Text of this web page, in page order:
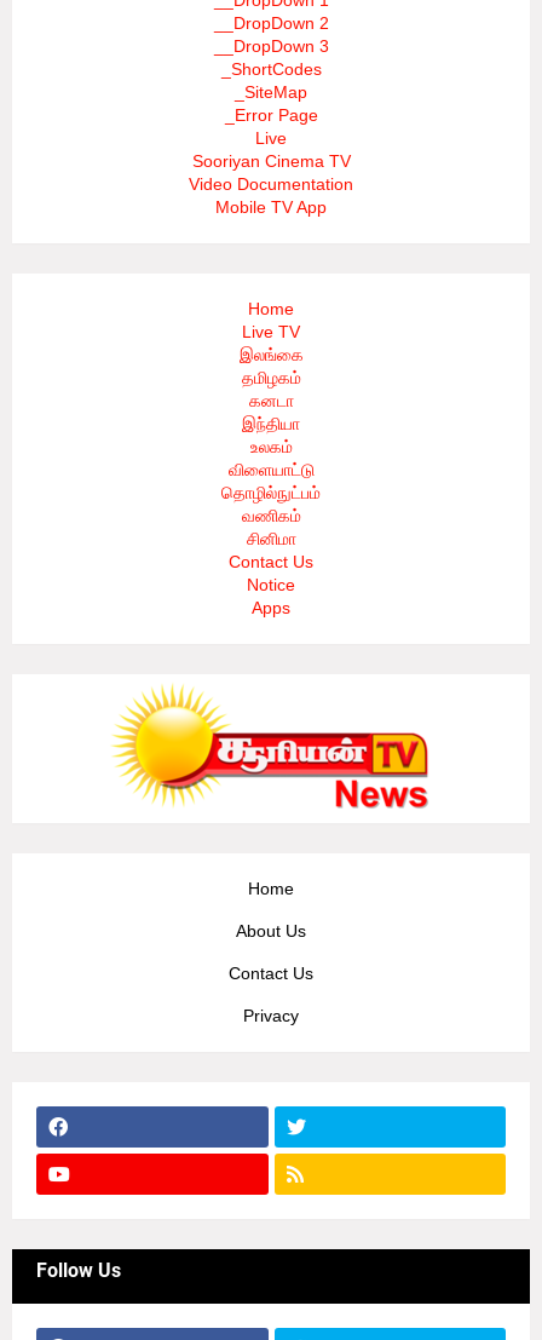
__DropDown 2
__DropDown 3
_ShortCodes
_SiteMap
_Error Page
Live
Sooriyan Cinema TV
Video Documentation
Mobile TV App
Home
Live TV
இலங்கை
தமிழகம்
கனடா
இந்தியா
உலகம்
விளையாட்டு
தொழில்நுட்பம்
வணிகம்
சினிமா
Contact Us
Notice
Apps
Home
About Us
Contact Us
Privacy
Follow Us